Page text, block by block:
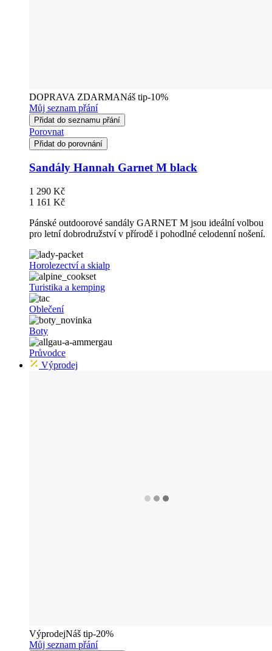
DOPRAVA ZDARMANáš tip-10%
Můj seznam přání
Přidat do seznamu přání
Porovnat
Přidat do porovnání
Sandály Hannah Garnet M black
1 290 Kč
1 161 Kč
Pánské outdoorové sandály GARNET M jsou ideální volbou
pro letní dobrodružství v přírodě i pohodlné celodenní nošení.
Horolezectví a skialp
Turistika a kemping
Oblečení
Boty
Průvodce
Výprodej
VýprodejNáš tip-20%
Můj seznam přání